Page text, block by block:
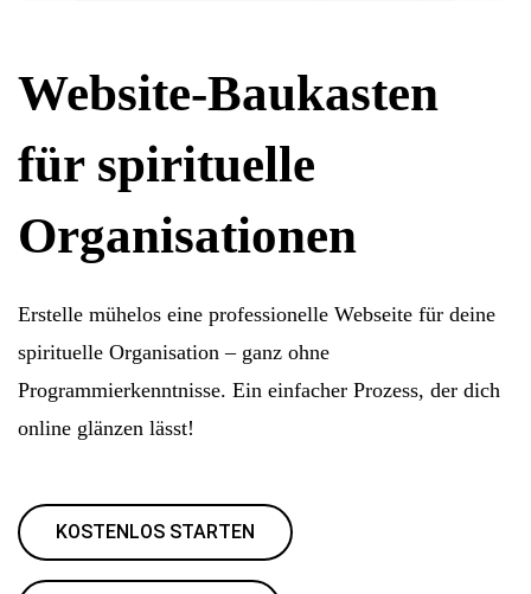
Website-Baukasten
für spirituelle
Organisationen
Erstelle mühelos eine professionelle Webseite für deine
spirituelle Organisation – ganz ohne
Programmierkenntnisse. Ein einfacher Prozess, der dich
online glänzen lässt!
KOSTENLOS STARTEN